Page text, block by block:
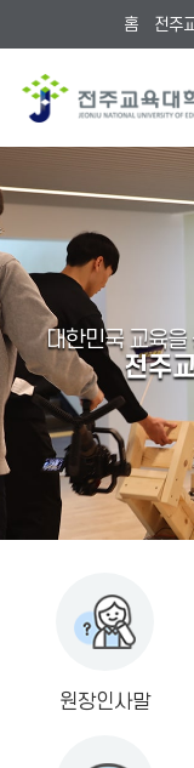
홈 전주
대한민국 교육
전주
원장인사말